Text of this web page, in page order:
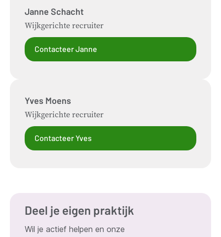
Janne Schacht
Wijkgerichte recruiter
Contacteer Janne
Yves Moens
Wijkgerichte recruiter
Contacteer Yves
Deel je eigen praktijk
Wil je actief helpen en onze